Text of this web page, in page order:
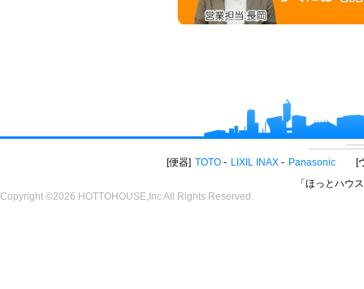
便器 TOTO LIXIL INAX Panasonic
「ほっとハウ
Copyright ©2026 HOTTOHOUSE,Inc All Rights Reserved.